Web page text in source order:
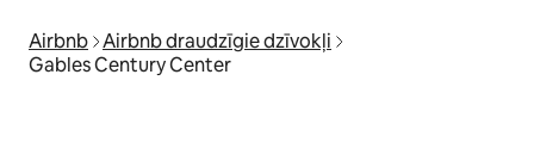
Airbnb Airbnb draudzīgie dzīvokļi
Gables Century Center